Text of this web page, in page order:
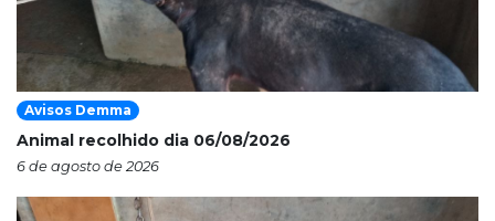
Avisos Demma
Animal recolhido dia 06/08/2026
6 de agosto de 2026